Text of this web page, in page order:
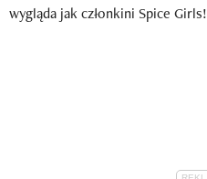
wygląda jak członkini Spice Girls!